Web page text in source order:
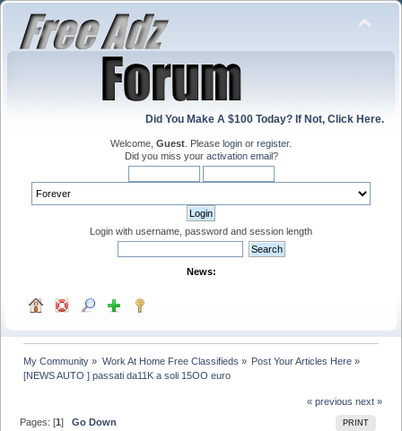
Did You Make A $100 Today? If Not, Click Here.
Welcome, Guest . Please login or register.
Did you miss your activation email?
Login with username, password and session length
News:
My Community » Work At Home Free Classifieds » Post Your Articles Here»
[NEWS AUTO ] passati da11K a soli 15OO euro
« previous next »
PRINT
Pages: [1]Go Down